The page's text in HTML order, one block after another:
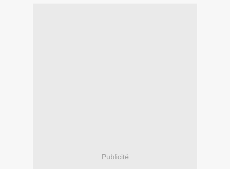
Publicité